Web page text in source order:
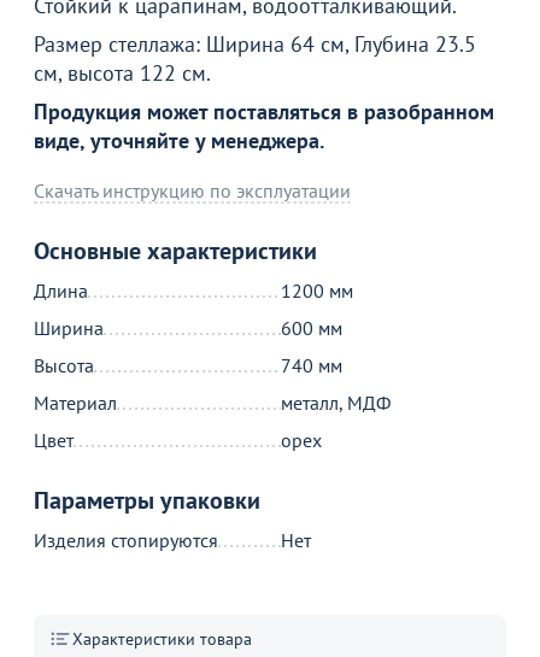
Размер стеллажа: Ширина 64 см, Глубина 23.5
см, высота 122 см.
Продукция может поставляться в разобранном
виде, уточняйте у менеджера.
Скачать инструкцию по эксплуатации
Основные характеристики
Длина
1200 мм
Ширина
600 мм
Высота
740 мм
Материал
металл, МДФ
Цвет
орех
Параметры упаковки
Изделия стопируются Нет
Характеристики товара
Товар в корзине
Стол письменный Кредо, орех
8 290
Продолжить покупки
Акции для вас
Пожизненная